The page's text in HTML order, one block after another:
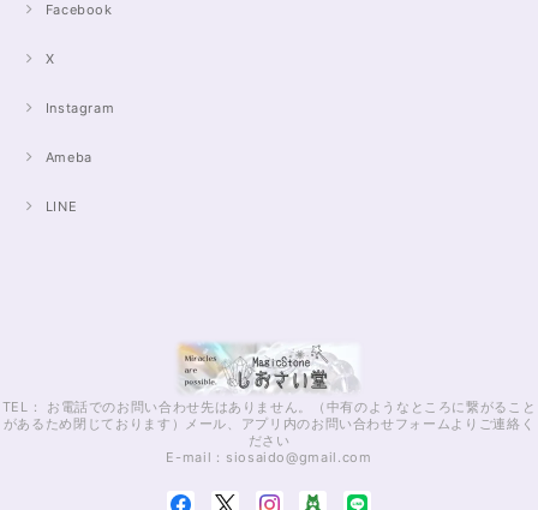
Facebook
X
Instagram
Ameba
LINE
TEL： お電話でのお問い合わせ先はありません。（中有のようなところに繋がること
があるため閉じております）メール、アプリ内のお問い合わせフォームよりご連絡く
ださい
E-mail： siosaido@gmail.com